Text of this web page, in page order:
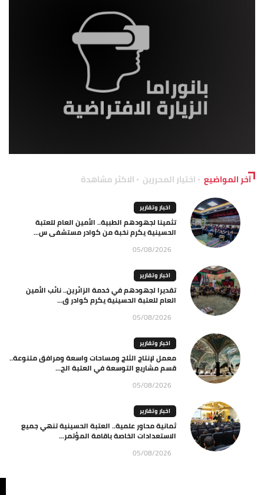
آخر المواضيع اختيار المحررين الاكثر مشاهدة
اخبار وتقارير
تثمينا لجهودهم الطبية.. الأمين العام للعتبة
الحسينية يكرم نخبة من كوادر مستشفى س...
05/08/2026
اخبار وتقارير
تقديرا لجهودهم في خدمة الزائرين.. نائب الأمين
العام للعتبة الحسينية يكرم كوادر ق...
05/08/2026
اخبار وتقارير
معمل لإنتاج الثلج ومساحات واسعة ومرافق متنوعة..
قسم مشاريع التوسعة في العتبة الح...
05/08/2026
اخبار وتقارير
ثمانية محاور علمية.. العتبة الحسينية تنهي جميع
الاستعدادات الخاصة باقامة المؤتمر...
05/08/2026